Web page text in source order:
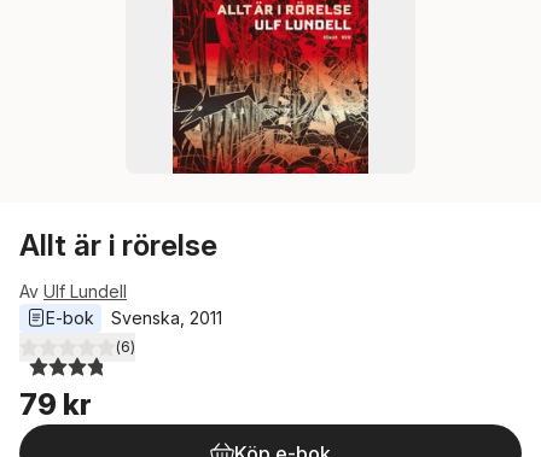
Allt är i rörelse
Av Ulf Lundell
E-bok
Svenska 2011
3,8utav 5 stjärnor. Totalt antal röster:
(6)
79 kr